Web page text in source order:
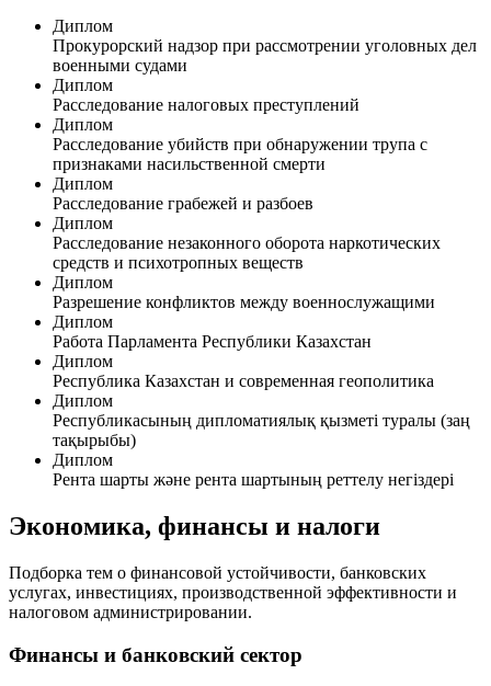
Диплом
Прокурорский надзор при рассмотрении уголовных дел
военными судами
Диплом
Расследование налоговых преступлений
Диплом
Расследование убийств при обнаружении трупа с
признаками насильственной смерти
Диплом
Расследование грабежей и разбоев
Диплом
Расследование незаконного оборота наркотических
средств и психотропных веществ
Диплом
Разрешение конфликтов между военнослужащими
Диплом
Работа Парламента Республики Казахстан
Диплом
Республика Казахстан и современная геополитика
Диплом
Республикасының дипломатиялық қызметі туралы (заң
тақырыбы)
Диплом
Рента шарты және рента шартының реттелу негіздері
Экономика, финансы и налоги
Подборка тем о финансовой устойчивости, банковских
услугах, инвестициях, производственной эффективности и
налоговом администрировании.
Финансы и банковский сектор